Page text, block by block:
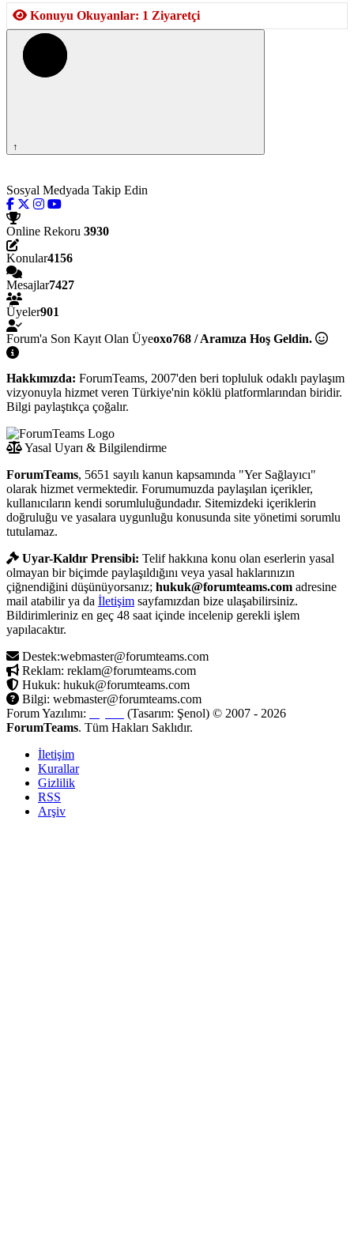
Konuyu Okuyanlar: 1 Ziyaretçi
↑
Sosyal Medyada Takip Edin
Online Rekoru 3930
Konular4156
Mesajlar7427
Üyeler901
Forum'a Son Kayıt Olan Üyeoxo768 / Aramıza Hoş Geldin.
Hakkımızda: ForumTeams, 2007'den beri topluluk odaklı paylaşım
vizyonuyla hizmet veren Türkiye'nin köklü platformlarından biridir.
Bilgi paylaştıkça çoğalır.
Yasal Uyarı & Bilgilendirme
ForumTeams, 5651 sayılı kanun kapsamında "Yer Sağlayıcı"
olarak hizmet vermektedir. Forumumuzda paylaşılan içerikler,
kullanıcıların kendi sorumluluğundadır. Sitemizdeki içeriklerin
doğruluğu ve yasalara uygunluğu konusunda site yönetimi sorumlu
tutulamaz.
Uyar-Kaldır Prensibi: Telif hakkına konu olan eserlerin yasal
olmayan bir biçimde paylaşıldığını veya yasal haklarınızın
çiğnendiğini düşünüyorsanız; hukuk@forumteams.com adresine
mail atabilir ya da İletişim sayfamızdan bize ulaşabilirsiniz.
Bildirimleriniz en geç 48 saat içinde incelenip gerekli işlem
yapılacaktır.
Destek:webmaster@forumteams.com
Reklam: reklam@forumteams.com
Hukuk: hukuk@forumteams.com
Bilgi: webmaster@forumteams.com
Forum Yazılımı:
(Tasarım: Şenol) © 2007 - 2026
ForumTeams. Tüm Hakları Saklıdır.
İletişim
Kurallar
Gizlilik
RSS
Arşiv